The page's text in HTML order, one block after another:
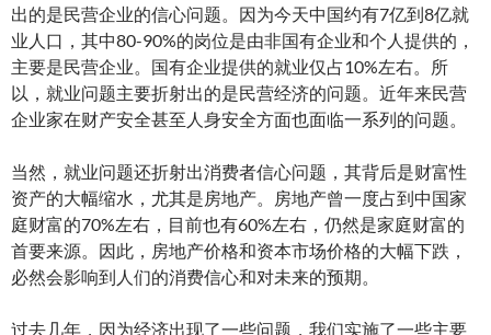
出的是民营企业的信心问题。因为今天中国约有7亿到8亿就
业人口，其中80-90%的岗位是由非国有企业和个人提供的，
主要是民营企业。国有企业提供的就业仅占10%左右。所
以，就业问题主要折射出的是民营经济的问题。近年来民营
企业家在财产安全甚至人身安全方面也面临一系列的问题。
当然，就业问题还折射出消费者信心问题，其背后是财富性
资产的大幅缩水，尤其是房地产。房地产曾一度占到中国家
庭财富的70%左右，目前也有60%左右，仍然是家庭财富的
首要来源。因此，房地产价格和资本市场价格的大幅下跌，
必然会影响到人们的消费信心和对未来的预期。
过去几年，因为经济出现了一些问题，我们实施了一些主要